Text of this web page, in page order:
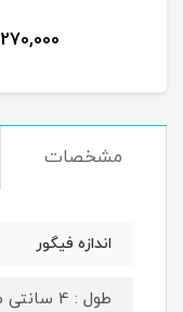
270,000
مشخصات
اندازه فیگور
طول : 4 سانتی متر